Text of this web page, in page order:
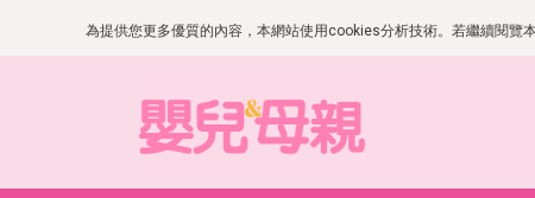
為提供您更多優質的內容，本網站使用cookies分析技術。若繼續閱